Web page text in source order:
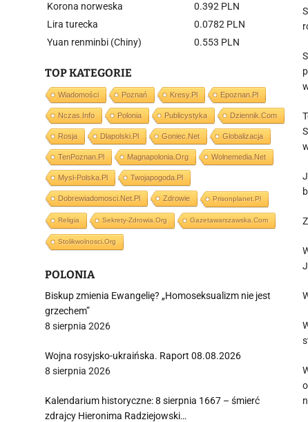
Korona norweska
0.392 PLN
Lira turecka
0.0782 PLN
Yuan renminbi (Chiny)
0.553 PLN
TOP KATEGORIE
Wiadomości Poznań Kresy.pl Epoznan.pl
Nczas.info Polonia Publicystyka Dziennik.com
Rosja Dlapolski.pl Goniec.net Globalizacja
TenPoznan.pl Magnapolonia.org Wolnemedia.net
Mysl-Polska.pl Twojapogoda.pl
Dobrewiadomosci.net.pl Zdrowie Prisonplanet.pl
Religia Sekrety-Zdrowia.org Gazetawarszawska.com
Stolikwolnosci.org
POLONIA
Biskup zmienia Ewangelię? „Homoseksualizm nie jest
grzechem”
8 sierpnia 2026
Wojna rosyjsko-ukraińska. Raport 08.08.2026
8 sierpnia 2026
Kalendarium historyczne: 8 sierpnia 1667 – śmierć
zdrajcy Hieronima Radziejowski…